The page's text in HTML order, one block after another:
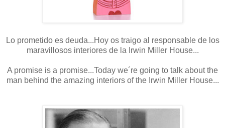
Lo prometido es deuda...Hoy os traigo al responsable de los
maravillosos interiores de la Irwin Miller House...
A promise is a promise...Today we´re going to talk about the
man behind the amazing interiors of the Irwin Miller House...